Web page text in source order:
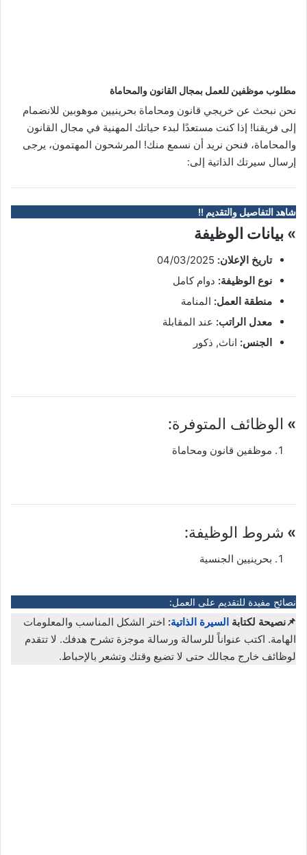
مطلوب موظفين للعمل بمجال القانون والمحاماة
نحن نبحث عن خريجي قانون ومحاماة بحرينيين موهوبين للانضمام
إلى فريقنا! إذا كنت مستعدًا لبدء حياتك المهنية في مجال القانون
والمحاماة، فنحن نريد أن نسمع منك! المرشحون المهتمون، يرجى
إرسال سيرتك الذاتية إلى:
شاهد التفاصيل والتقديم !!
» بيانات الوظيفة
تاريخ الإعلان:
نوع الوظيفة: دوام كامل
منطقة العمل: المنامة
معدل الراتب: عند المقابلة
الجنس: اناث, ذكور
» الوظائف المتوفرة:
موظفين قانون ومحاماة
» شروط الوظيفة:
بحرينيين الجنسية
نصائح مفيدة للتقديم على العمل:
📌نصيحة لكتابة السيرة الذاتية: اختر الشكل المناسب والمعلومات
الهامة. اكتب عنواناً للرسالة ورسالة موجزة تشرح هدفك. لا تتقدم
لوظائف خارج مجالك حتى لا تضيع وقتك وتشعر بالإحباط.